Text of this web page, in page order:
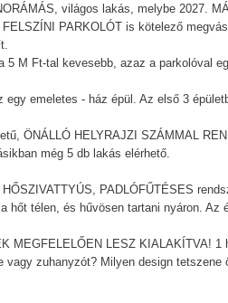
világos lakás, melybe 2027.
PARKOLÓT is kötelező
5 M Ft-tal kevesebb, azaz a parkolóval
emeletes - ház épül. Az első 3
ÖNÁLLÓ HELYRAJZI SZÁMMAL
még 5 db lakás elérhető.
PADLÓFŰTÉSES
hőt télen, és hűvösen tartani nyáron. Az
MEGFELELŐEN LESZ KIALAKÍTVA!
vagy zuhanyzót? Milyen design